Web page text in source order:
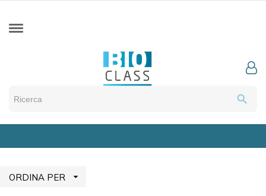
search
ORDINA PER 